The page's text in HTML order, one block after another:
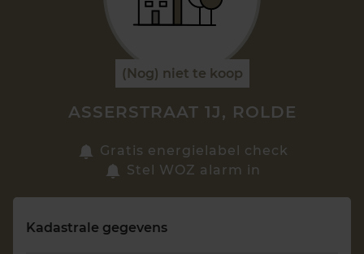
Zoek een woning
(Nog) niet te koop
ASSERSTRAAT 1J, ROLDE
Gratis energielabel check
Stel WOZ alarm in
Kadastrale gegevens